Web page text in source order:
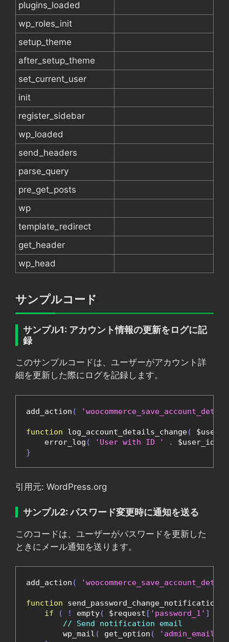
plugins_loaded
wp_roles_init
setup_theme
after_setup_theme
set_current_user
init
register_sidebar
wp_loaded
send_headers
parse_query
pre_get_posts
wp
template_redirect
get_header
wp_head
サンプルコード
サンプル1: アカウント情報の更新をログに記
録
このサンプルコードは、ユーザーがアカウント詳
細を更新した際にログを記録します。
add_action (
function log_account_details_change(
    error_log
( 'User with ID ' . $user_id
}
引用元: WordPress.org
サンプル2: パスワード変更時に通知を送る
このコードは、ユーザーがパスワードを更新した
ときにメール通知を送ります。
add_action (
function send_password_change_notification
if
( ! empty( $request [ 'password_1' ]
// Send notification email
        wp_mail
( get_option ( 'admin_email'